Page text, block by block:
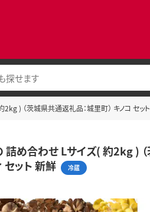
) （茨城県共通返礼品：城里町） キノコ セッ
詰め合わせ Lサイズ( 約2kg )
セット 新鮮
冷蔵